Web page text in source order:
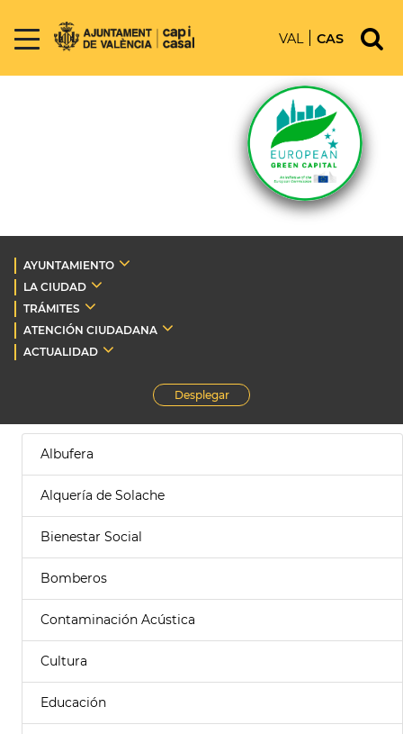
VAL CAS
AYUNTAMIENTO
LA CIUDAD
TRÁMITES
ATENCIÓN CIUDADANA
ACTUALIDAD
Desplegar
Albufera
Alquería de Solache
Bienestar Social
Bomberos
Contaminación Acústica
Cultura
Educación